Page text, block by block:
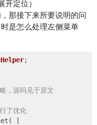
定位）
那接下来所要说明的问
是怎么处理左侧菜单
，源码见于原文
了优化
[